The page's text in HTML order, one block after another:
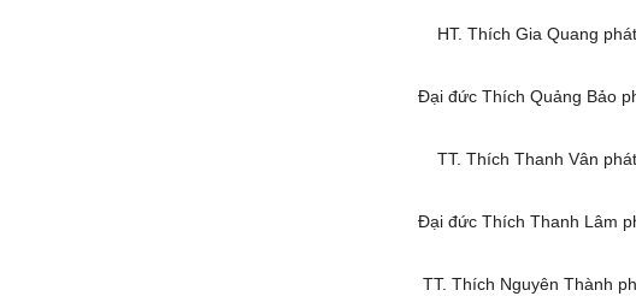
HT. Thích Gia Quang
Đại đức Thích Quảng Bảo
TT. Thích Thanh Vân
Đại đức Thích Thanh Lâm
TT. Thích Nguyên Thành